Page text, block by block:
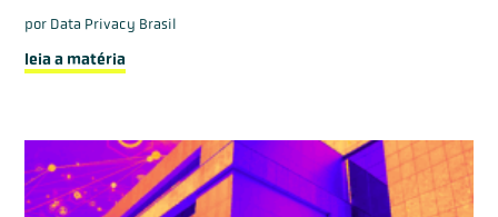
por Data Privacy Brasil
leia a matéria